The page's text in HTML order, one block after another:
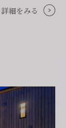
詳細をみる